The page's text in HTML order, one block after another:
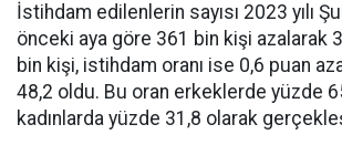
İstihdam edilenlerin sayısı 2023 yılı
önceki aya göre 361 bin kişi azalarak
bin kişi, istihdam oranı ise 0,6 puan
48,2 oldu. Bu oran erkeklerde yüzde
kadınlarda yüzde 31,8 olarak